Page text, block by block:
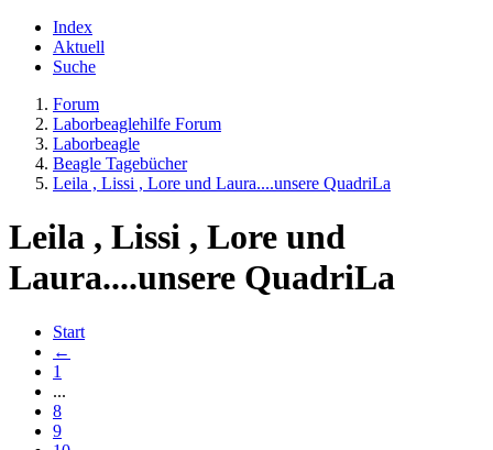
Index
Aktuell
Suche
Forum
Laborbeaglehilfe Forum
Laborbeagle
Beagle Tagebücher
Leila , Lissi , Lore und Laura....unsere QuadriLa
Leila , Lissi , Lore und
Laura....unsere QuadriLa
Start
←
1
...
8
9